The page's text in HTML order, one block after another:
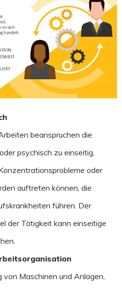
beanspruchen die
psychisch zu einseitig,
oder
auftreten können, die
führen. Der
der Tätigkeit kann einseitige
Maschinen und Anlagen,